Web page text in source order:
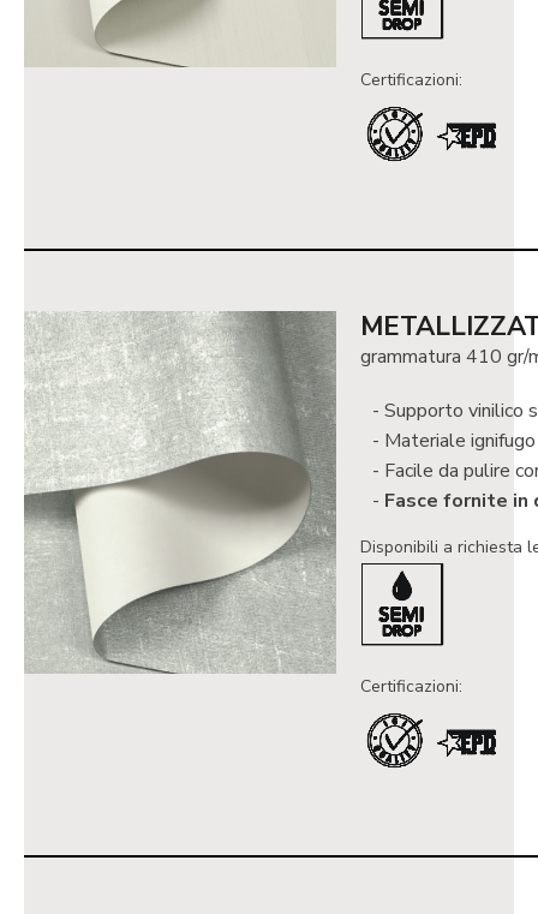
Certificazioni:
grammatura 410 gr/
Supporto vinilico
Materiale
Facile da pulire
Fasce fornite in
Disponibili a richiesta
Certificazioni: